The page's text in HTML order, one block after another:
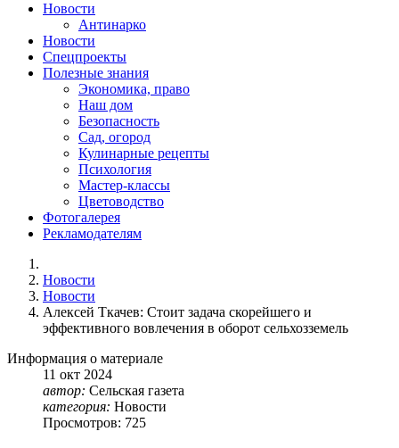
Новости
Антинарко
Новости
Спецпроекты
Полезные знания
Экономика, право
Наш дом
Безопасность
Сад, огород
Кулинарные рецепты
Психология
Мастер-классы
Цветоводство
Фотогалерея
Рекламодателям
Новости
Новости
Алексей Ткачев: Стоит задача скорейшего и
эффективного вовлечения в оборот сельхозземель
Информация о материале
11 окт 2024
автор: Сельская газета
категория: Новости
Просмотров: 725